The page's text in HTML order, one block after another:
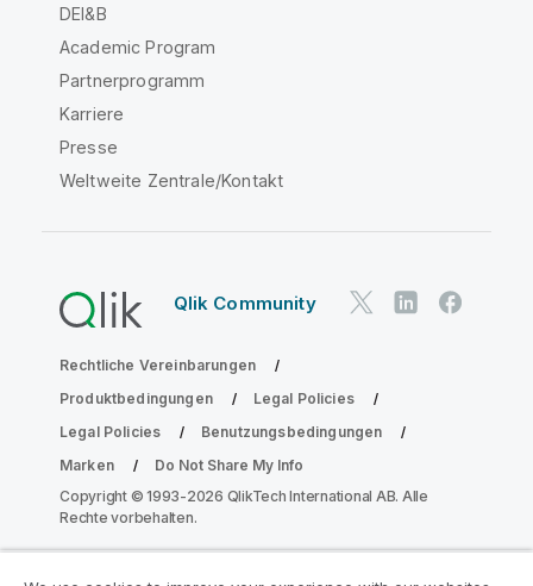
DEI&B
Academic Program
Partnerprogramm
Karriere
Presse
Weltweite Zentrale/Kontakt
Qlik Community
Rechtliche Vereinbarungen
Produktbedingungen
Legal Policies
Legal Policies
Benutzungsbedingungen
Marken
Do Not Share My Info
Copyright © 1993-2026 QlikTech International AB. Alle
Rechte vorbehalten.